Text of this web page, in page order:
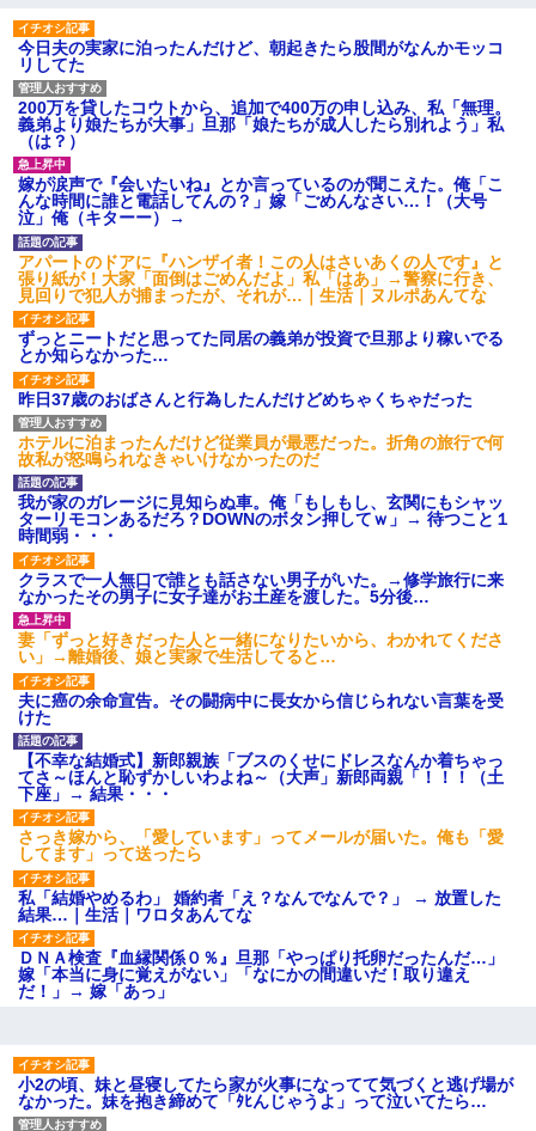
食がこちらｗｗｗｗｗ
【画像】闇バイトで無期懲役
になってしまった若者さん、お
手紙でお気持ち表明した結果本
当に自分で書いたの？と疑惑が
集中してしまう…
マジで「女しか」使わない言
葉ｗｗｗｗｗｗｗｗｗｗｗｗｗ
ｗｗｗｗｗｗｗｗｗｗｗｗｗｗ
【驚愕】義実家の“素手おにぎ
り”が汚くて無理！ 「子どもに食
べさせたくない！！」←お前ら
は食べられる？？？？？？
プロポーズした彼女のご両親
へ挨拶に行った結果→ 彼女の兄
「ああああおおおお！！」 俺
『！？』 兄がいるのは聞いてた
けど、ガチの池沼だったんだ...
告白を決意してメールをし
た。 女『久しぶりです。私、海
外赴任中なんです』俺「え！？
（恋愛運本当ねえな…）」 → そ
して3年後、彼女の帰国を空港...
ハードオフに売っていた4万
4000円のフィギュアがヤバすぎ
るｗｗｗｗｗｗ「こんな高い
の？ｗｗ」「逆に超安い」
私「ちょっと、人の家の金庫
触らないでよ！」キチママ『そ
こに金庫があったから、開けて
みようとしただけ☆』義兄「泥
は出てけ！二度と来るな！」結
果・・・
私「初めて飲む味だけどなん
のお茶？」彼「ちっ！」私「」
【GIF】JSのカンチョーワロ
タ
後続車にクラクションを鳴ら
され彼氏が逆切れ。「何クラク
ション鳴らしてんだ！降りてこ
いよ！」と怒鳴りだし...
【衝撃】報酬100万円超の治験
募集がこちらｗｗｗｗｗ(※画像
あり)
【ネット騒然】惨殺されたタ
ワマン頂き女子のこの動画、す
げえええええｗｗｗｗｗｗｗｗ
ｗｗｗ
【愕然】白のクラウン俺氏、
高速道路左車線を制限速度で走
った結果wwwwwwwwwwww
百年の恋12-899 食べた量を
しませないでくれ
たペットボトルをそのまま放置
円で売って下さい」
旦那が激務で寂しいらしく俺
前に距離を置きたいんだが嫁が
ママ友に託児してて「他に預け
るとこあるの？」
す。でも離婚したくない」一同
「きっぱり辞めさせるべき」→
私「回数を減らすって言ってく
れました！」一同「だめだこり
主な税金の成り立ちを調べて
今日夫の実家に泊ったんだけど、朝起きたら股間がなんかモッコ
リしてた
200万を貸したコウトから、追加で400万の申し込み、私「無理。
義弟より娘たちが大事」旦那「娘たちが成人したら別れよう」私
（は？）
嫁が涙声で『会いたいね』とか言っているのが聞こえた。俺「こ
んな時間に誰と電話してんの？」嫁「ごめんなさい…！（大号
泣」俺（キターー）→
アパートのドアに『ハンザイ者！この人はさいあくの人です』と
張り紙が！大家「面倒はごめんだよ」私「はあ」→警察に行き、
見回りで犯人が捕まったが、それが…｜生活｜ヌルポあんてな
ずっとニートだと思ってた同居の義弟が投資で旦那より稼いでる
とか知らなかった…
昨日37歳のおばさんと行為したんだけどめちゃくちゃだった
ホテルに泊まったんだけど従業員が最悪だった。折角の旅行で何
故私が怒鳴られなきゃいけなかったのだ
我が家のガレージに見知らぬ車。俺「もしもし、玄関にもシャッ
ターリモコンあるだろ？DOWNのボタン押してｗ」→ 待つこと１
時間弱・・・
クラスで一人無口で誰とも話さない男子がいた。→修学旅行に来
なかったその男子に女子達がお土産を渡した。5分後…
妻「ずっと好きだった人と一緒になりたいから、わかれてくださ
い」→離婚後、娘と実家で生活してると…
夫に癌の余命宣告。その闘病中に長女から信じられない言葉を受
けた
【不幸な結婚式】新郎親族「ブスのくせにドレスなんか着ちゃっ
てさ～ほんと恥ずかしいわよね～（大声」新郎両親「！！！（土
下座」→ 結果・・・
さっき嫁から、「愛しています」ってメールが届いた。俺も「愛
してます」って送ったら
私「結婚やめるわ」 婚約者「え？なんでなんで？」 → 放置した
結果…｜生活｜ワロタあんてな
ＤＮＡ検査『血縁関係０％』旦那「やっぱり托卵だったんだ…」
嫁「本当に身に覚えがない」「なにかの間違いだ！取り違え
だ！」→ 嫁「あっ」
小2の頃、妹と昼寝してたら家が火事になってて気づくと逃げ場が
なかった。妹を抱き締めて「ﾀﾋんじゃうよ」って泣いてたら…